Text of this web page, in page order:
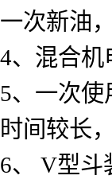
一次新油
4、混合机
5、一次
时间较长
6、 V型斗